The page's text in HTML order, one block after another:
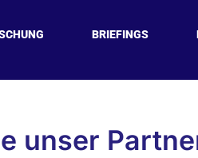
BRIEFINGS
unser